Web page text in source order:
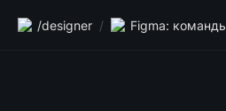
/designer /